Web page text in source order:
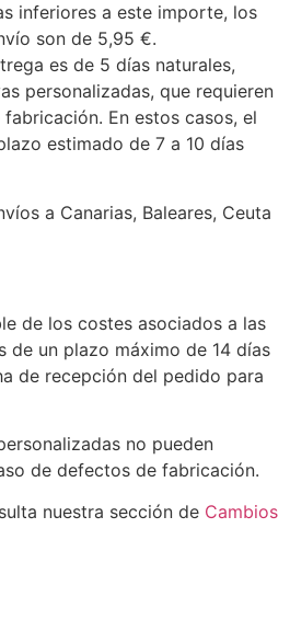
inferiores a este importe, los
son de 5,95 €.
es de 5 días naturales,
personalizadas, que requieren
En estos casos, el
estimado de 7 a 10 días
a Canarias, Baleares, Ceuta
de los costes asociados a las
de un plazo máximo de 14 días
de recepción del pedido para
no pueden
de defectos de fabricación.
nuestra sección de Cambios